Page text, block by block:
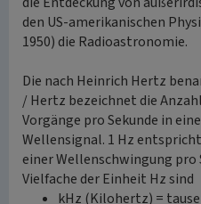
den US-amerikanischen
1950) die Radioastronomie.
Die nach Heinrich Hertz
/ Hertz bezeichnet die
Vorgänge pro Sekunde in
Wellensignal. 1 Hz
einer Wellenschwingung pro
Vielfache der Einheit Hz sind
kHz (Kilohertz) =